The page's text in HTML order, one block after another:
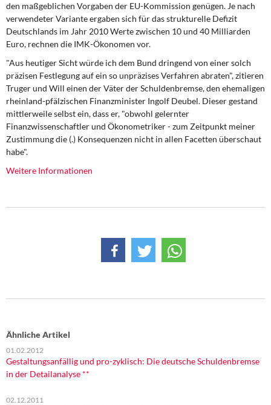
den maßgeblichen Vorgaben der EU-Kommission genügen. Je nach
verwendeter Variante ergaben sich für das strukturelle Defizit
Deutschlands im Jahr 2010 Werte zwischen 10 und 40 Milliarden
Euro, rechnen die IMK-Ökonomen vor.
"Aus heutiger Sicht würde ich dem Bund dringend von einer solch
präzisen Festlegung auf ein so unpräzises Verfahren abraten", zitieren
Truger und Will einen der Väter der Schuldenbremse, den ehemaligen
rheinland-pfälzischen Finanzminister Ingolf Deubel. Dieser gestand
mittlerweile selbst ein, dass er, "obwohl gelernter
Finanzwissenschaftler und Ökonometriker - zum Zeitpunkt meiner
Zustimmung die (.) Konsequenzen nicht in allen Facetten überschaut
habe".
Weitere Informationen
Ähnliche Artikel
01.02.2012
Gestaltungsanfällig und pro-zyklisch: Die deutsche Schuldenbremse
in der Detailanalyse **
02.12.2011